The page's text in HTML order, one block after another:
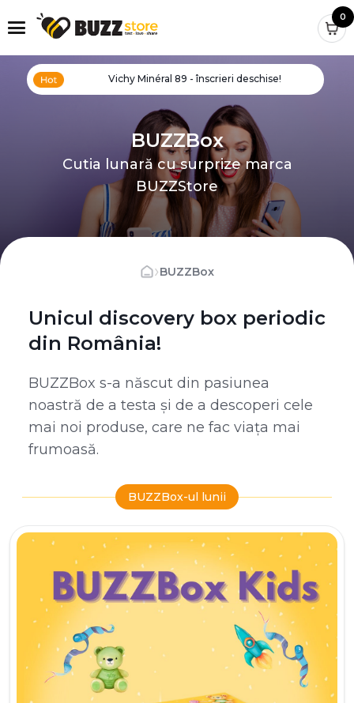
0
Vichy Minéral 89 - înscrieri deschise!
BUZZBox
Cutia lunară cu surprize marca
BUZZStore
›BUZZBox
Unicul discovery box periodic
din România!
BUZZBox s-a născut din pasiunea
noastră de a testa și de a descoperi cele
mai noi produse, care ne fac viața mai
frumoasă.
BUZZBox-ul lunii